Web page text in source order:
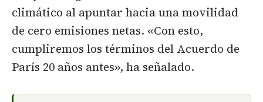
climático al apuntar hacia una movilidad
de cero emisiones netas. «Con esto,
cumpliremos los términos del Acuerdo de
París 20 años antes», ha señalado.